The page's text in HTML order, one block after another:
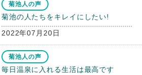
菊池人の声
菊池の人たちをキレイにしたい!
2022年07月20日
菊池人の声
毎日温泉に入れる生活は最高です